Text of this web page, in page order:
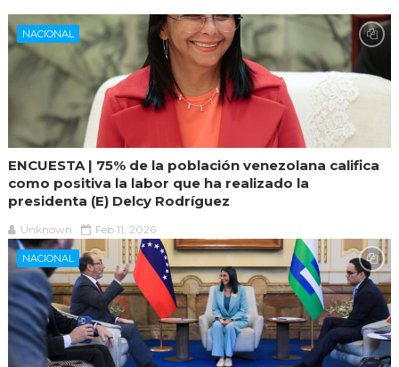
NACIONAL
ENCUESTA | 75% de la población venezolana califica
como positiva la labor que ha realizado la
presidenta (E) Delcy Rodríguez
Unknown Feb 11, 2026
NACIONAL